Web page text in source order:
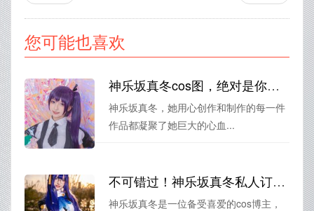
您可能也喜欢
神乐坂真冬cos图，绝对是你收藏美图的不二之选
神乐坂真冬，她用心创作和制作的每一件
作品都凝聚了她巨大的心血...
不可错过！神乐坂真冬私人订制cos图包大盘点
神乐坂真冬是一位备受喜爱的cos博主，